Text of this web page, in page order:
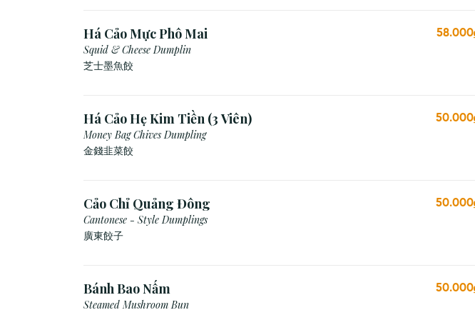
Há Cảo Mực Phô Mai
Squid & Cheese Dumplin
芝⼠墨⿂餃
Há Cảo Hẹ Kim Tiền (3 Viên)
Money Bag Chives Dumpling
金錢韭菜餃
Cảo Chỉ Quảng Đông
Cantonese - Style Dumplings
廣東餃⼦
Bánh Bao Nấm
Steamed Mushroom Bun